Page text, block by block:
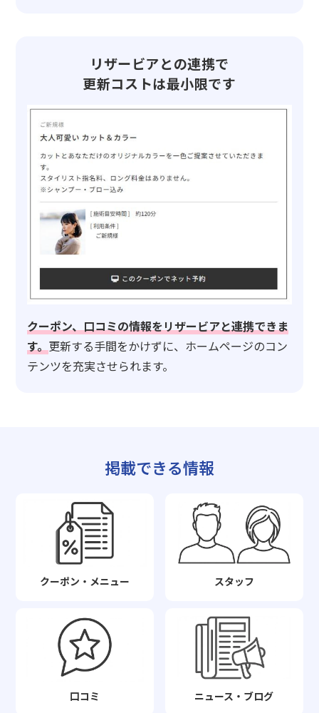
リザービアとの連携で
更新コストは最小限です
クーポン、口コミの情報をリザービアと連携できま
す。 更新する手間をかけずに、ホームページのコン
テンツを充実させられます。
掲載できる情報
クーポン・メニュー スタッフ
口コミ ニュース・ブログ